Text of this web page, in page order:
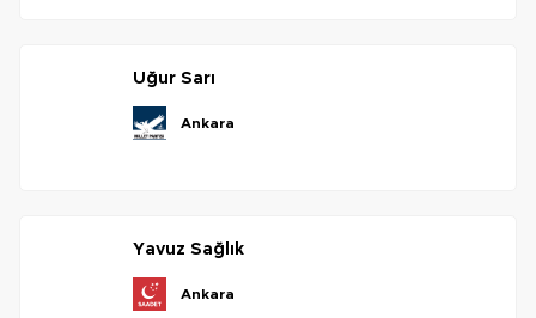
uğur sarı
ankara
yavuz sağlık
ankara